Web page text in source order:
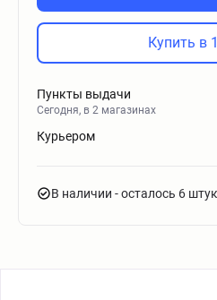
Купить в
Пункты выдачи
Сегодня, в 2 магазинах
Курьером
В наличии - осталось 6 штук